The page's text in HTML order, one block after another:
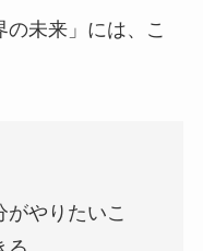
の未来」には、こ
がやりたいこ